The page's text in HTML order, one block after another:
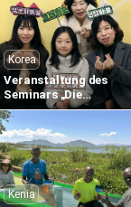
Namsan-dong
Korea
Veranstaltung des
Seminars „Die
Sprache der Liebe
einer Mutter“ in der
Gemeinde in Gumi
Kenia